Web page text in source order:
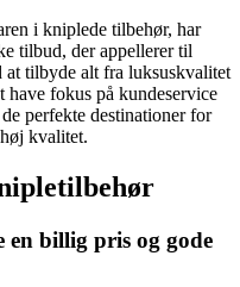
i kniplede tilbehør, har
tilbud, der appellerer til
tilbyde alt fra luksuskvalitet
fokus på kundeservice
perfekte destinationer for
kvalitet.
billig pris og gode